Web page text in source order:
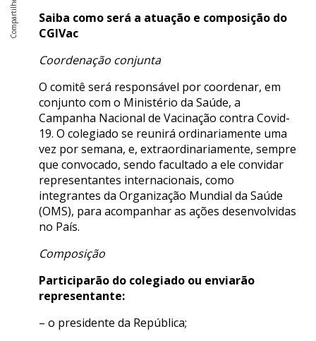
Saiba como será a atuação e composição do
CGIVac
Coordenação conjunta
O comitê será responsável por coordenar, em
conjunto com o Ministério da Saúde, a
Campanha Nacional de Vacinação contra Covid-
19. O colegiado se reunirá ordinariamente uma
vez por semana, e, extraordinariamente, sempre
que convocado, sendo facultado a ele convidar
representantes internacionais, como
integrantes da Organização Mundial da Saúde
(OMS), para acompanhar as ações desenvolvidas
no País.
Composição
Participarão do colegiado ou enviarão
representante:
– o presidente da República;